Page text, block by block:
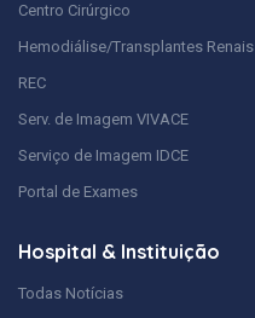
Centro Cirúrgico
Hemodiálise/Transplantes Renais
REC
Serv. de Imagem VIVACE
Serviço de Imagem IDCE
Portal de Exames
Hospital & Instituição
Todas Notícias